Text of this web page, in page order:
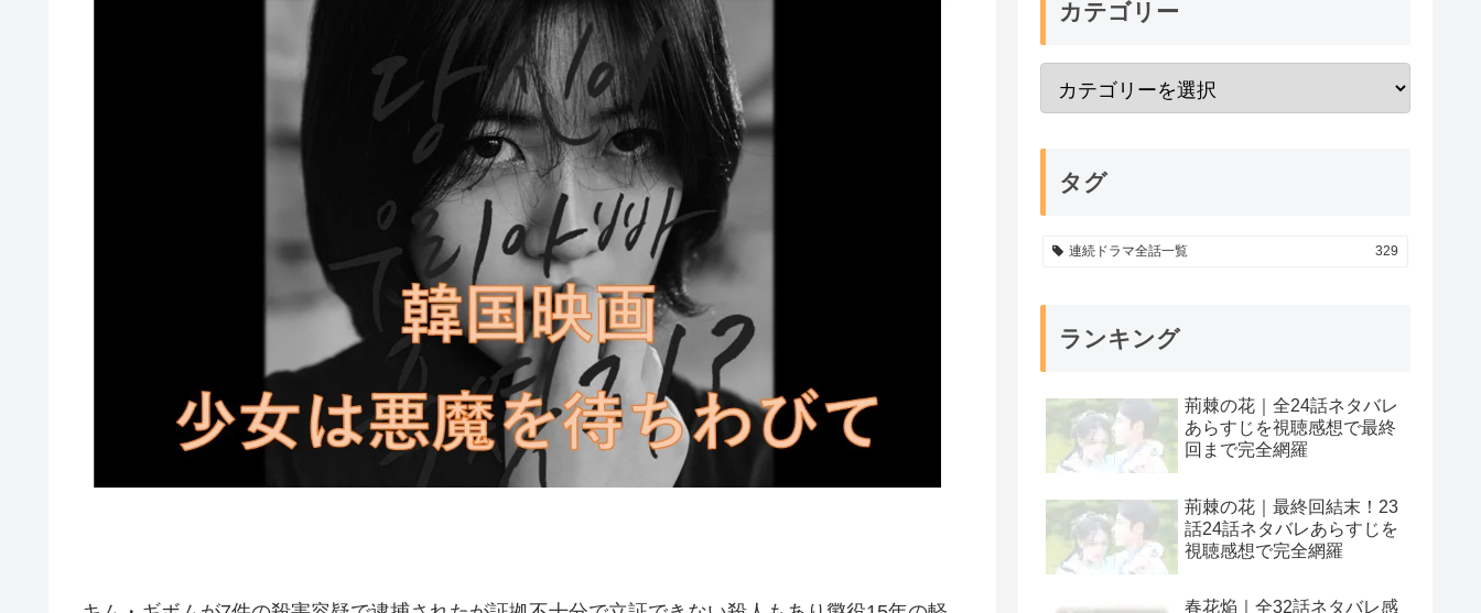
カテゴリー
タグ
連続ドラマ全話一覧 329
ランキング
荊棘の花｜全24話ネタバレ
あらすじを視聴感想で最終
回まで完全網羅
荊棘の花｜最終回結末！23
話24話ネタバレあらすじを
視聴感想で完全網羅
春花焔｜全32話ネタバレ感